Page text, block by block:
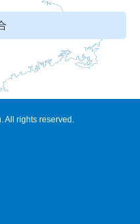
All rights reserved.